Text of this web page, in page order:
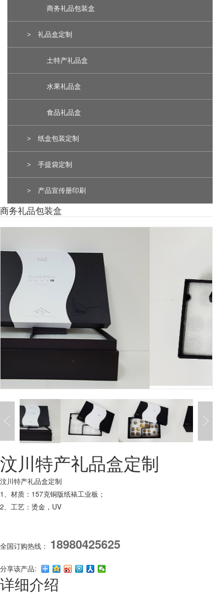
商务礼品包装盒
> 礼品盒定制
土特产礼品盒
水果礼品盒
食品礼品盒
> 纸盒包装定制
> 手提袋定制
> 产品宣传册印刷
商务礼品包装盒
汶川特产礼品盒定制
汶川特产礼品盒定制
1、材质：157克铜版纸裱工业板；
2、工艺：烫金，UV
全国订购热线： 18980425625
分享该产品:
详细介绍